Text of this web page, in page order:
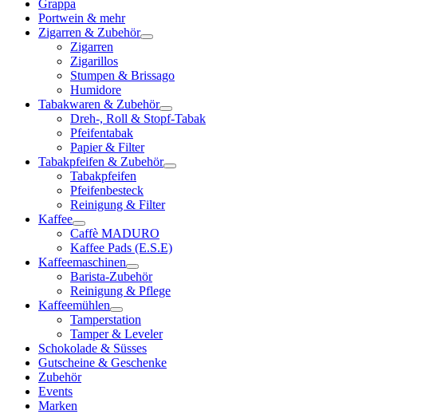
Grappa
Portwein & mehr
Zigarren & Zubehör
Zigarren
Zigarillos
Stumpen & Brissago
Humidore
Tabakwaren & Zubehör
Dreh-, Roll & Stopf-Tabak
Pfeifentabak
Papier & Filter
Tabakpfeifen & Zubehör
Tabakpfeifen
Pfeifenbesteck
Reinigung & Filter
Kaffee
Caffè MADURO
Kaffee Pads (E.S.E)
Kaffeemaschinen
Barista-Zubehör
Reinigung & Pflege
Kaffeemühlen
Tamperstation
Tamper & Leveler
Schokolade & Süsses
Gutscheine & Geschenke
Zubehör
Events
Marken